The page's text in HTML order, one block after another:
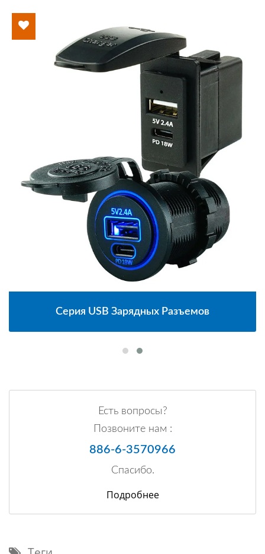
Серия USB Зарядных Разъемов
Есть вопросы?
Позвоните нам :
886-6-3570966
Спасибо.
Подробнее